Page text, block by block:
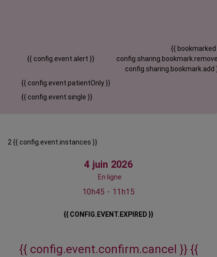
{{ config.event.alert }}
{{ bookmarked
config.sharing.bookmark.add
{{ config.event.patientOnly }}
{{ config.event.single }}
2 {{ config.event.instances }}
4 juin 2026
En ligne
10h45 - 11h15
{{ CONFIG.EVENT.EXPIRED }}
{{ config.event.confirm.cancel }} {{